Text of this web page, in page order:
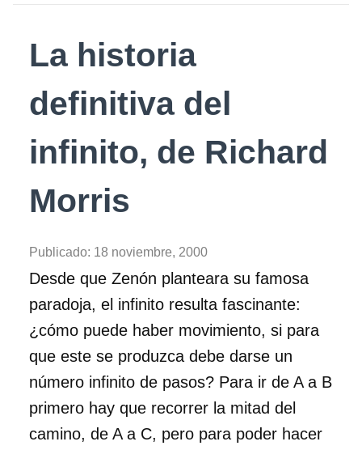
La historia
definitiva del
infinito, de Richard
Morris
Publicado: 18 noviembre, 2000
Desde que Zenón planteara su famosa
paradoja, el infinito resulta fascinante:
¿cómo puede haber movimiento, si para
que este se produzca debe darse un
número infinito de pasos? Para ir de A a B
primero hay que recorrer la mitad del
camino, de A a C, pero para poder hacer